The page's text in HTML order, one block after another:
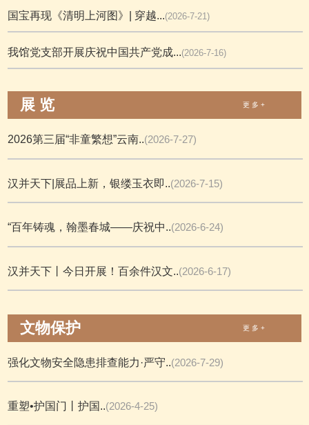
国宝再现《清明上河图》| 穿越...(2026-7-21)
我馆党支部开展庆祝中国共产党成...(2026-7-16)
展 览 更 多 +
2026第三届“非童繁想”云南..(2026-7-27)
汉并天下|展品上新，银缕玉衣即..(2026-7-15)
“百年铸魂，翰墨春城——庆祝中..(2026-6-24)
汉并天下丨今日开展！百余件汉文..(2026-6-17)
文物保护 更 多 +
强化文物安全隐患排查能力·严守..(2026-7-29)
重塑•护国门丨护国..(2026-4-25)